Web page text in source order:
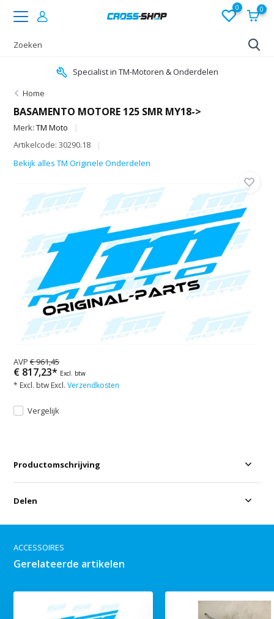
0 0
Specialist in TM-Motoren & Onderdelen
Home
BASAMENTO MOTORE 125 SMR MY18->
Merk:TM Moto
Artikelcode: 30290.18
Bekijk alles TM Originele Onderdelen
AVP€ 961,45
€ 817,23* Excl. btw
* Excl. btw Excl.Verzendkosten
Vergelijk
Productomschrijving
Delen
ACCESSOIRES
Gerelateerde artikelen